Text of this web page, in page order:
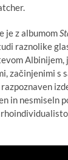
je z albumom
raznolike
začinjenimi
in